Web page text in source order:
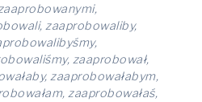
zaaprobowaliby,
zaaprobował,
zaaprobowałabym,
zaaprobowałaś,